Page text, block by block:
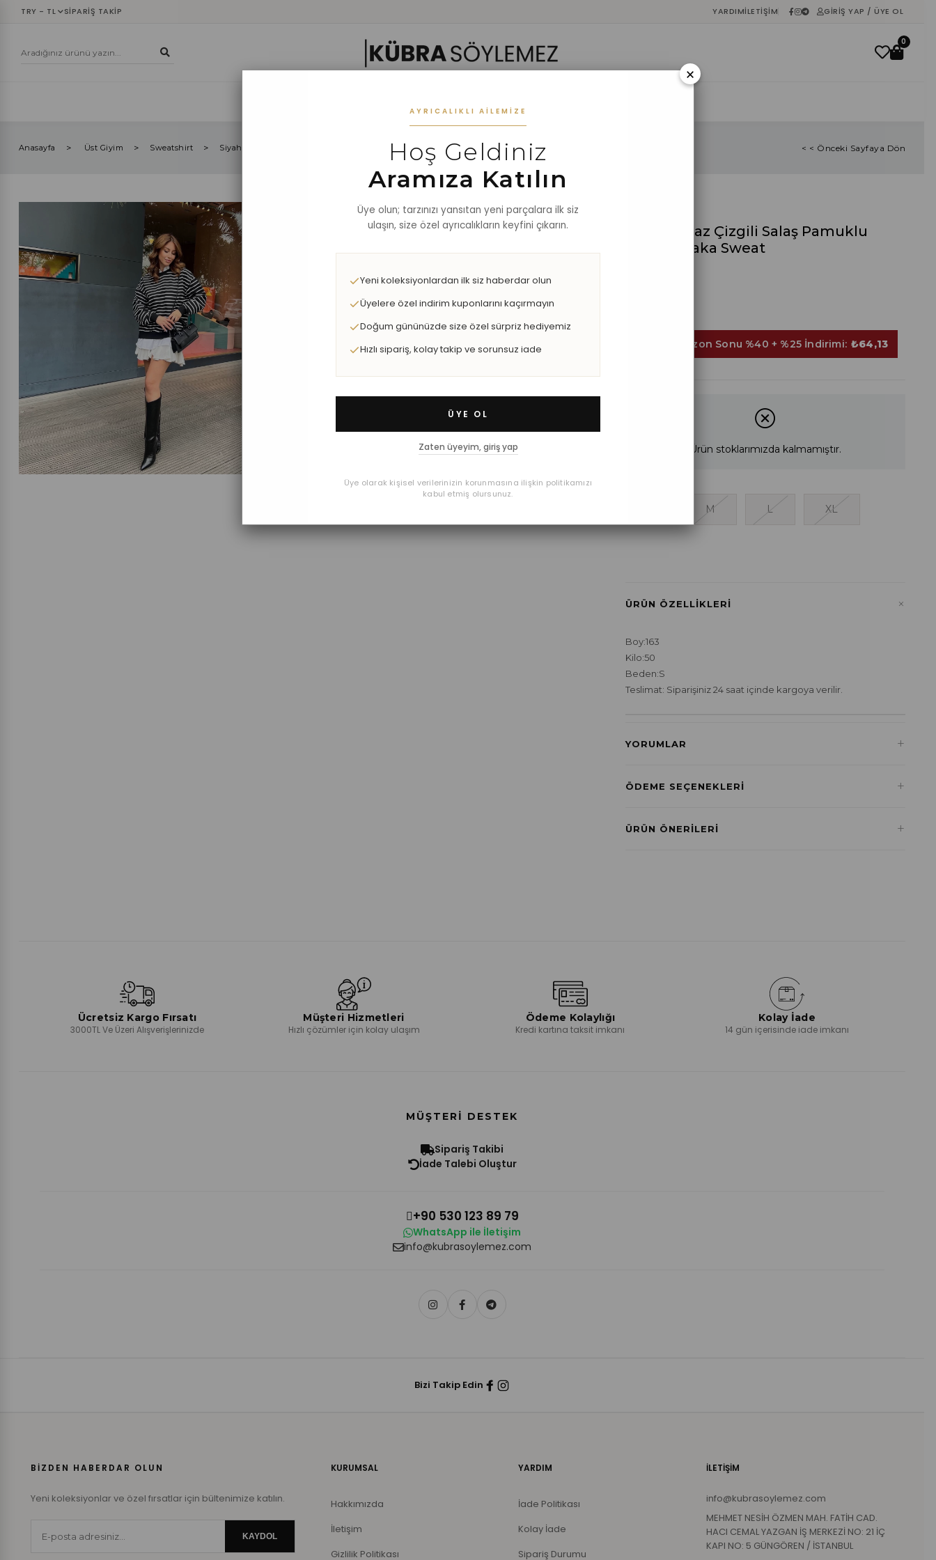
TRY - TL SIPARIŞ TAKIP YARDIMİLETIŞIM GIRIŞ YAP / ÜYE OL
0
Anasayfa Üst Giyim Sweatshirt Siyah Beyaz Çizgili Salaş Pamuklu Bisiklet Yaka Sweat < < Önceki Sayfaya Dön
Siyah Beyaz Çizgili Salaş Pamuklu
Bisiklet Yaka Sweat
Sepette Sezon Sonu %40 + %25 İndirimi: ₺64,13
Ürün stoklarımızda kalmamıştır.
M L XL
ÜRÜN ÖZELLIKLERI +
Boy:163
Kilo:50
Beden:S
Teslimat: Siparişiniz 24 saat içinde kargoya verilir.
YORUMLAR +
ÖDEME SEÇENEKLERI +
Havale ile Ödeme
ÜRÜN ÖNERILERI +
Ücretsiz Kargo Fırsatı
3000TL Ve Üzeri Alışverişlerinizde
Müşteri Hizmetleri
Hızlı çözümler için kolay ulaşım
Ödeme Kolaylığı
Kredi kartına taksit imkanı
Kolay İade
14 gün içerisinde iade imkanı
MÜŞTERI DESTEK
Sipariş Takibi
İade Talebi Oluştur
+90 530 123 89 79
WhatsApp ile İletişim
info@kubrasoylemez.com
Bizi Takip Edin
BİZDEN HABERDAR OLUN
Yeni koleksiyonlar ve özel fırsatlar için bültenimize katılın.
KAYDOL
KURUMSAL
Hakkımızda
İletişim
Gizlilik Politikası
YARDIM
İade Politikası
Kolay İade
Sipariş Durumu
İLETİŞİM
info@kubrasoylemez.com
MEHMET NESİH ÖZMEN MAH. FATİH CAD.
HACI CEMAL YAZGAN İŞ MERKEZİ NO: 21 İÇ
KAPI NO: 5 GÜNGÖREN / İSTANBUL
×
AYRICALIKLI AILEMIZE
Hoş Geldiniz
Aramıza Katılın
Üye olun; tarzınızı yansıtan yeni parçalara ilk siz
ulaşın, size özel ayrıcalıkların keyfini çıkarın.
Yeni koleksiyonlardan ilk siz haberdar olun
Üyelere özel indirim kuponlarını kaçırmayın
Doğum gününüzde size özel sürpriz hediyemiz
Hızlı sipariş, kolay takip ve sorunsuz iade
ÜYE OL
Zaten üyeyim, giriş yap
Üye olarak kişisel verilerinizin korunmasına ilişkin politikamızı
kabul etmiş olursunuz.